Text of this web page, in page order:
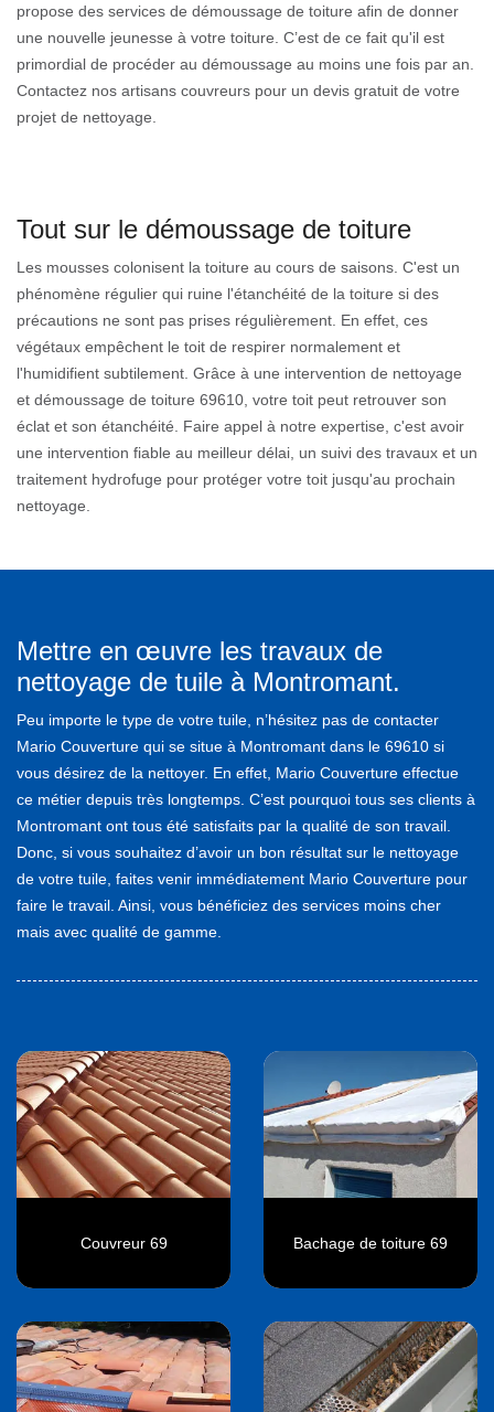
propose des services de démoussage de toiture afin de donner
une nouvelle jeunesse à votre toiture. C’est de ce fait qu'il est
primordial de procéder au démoussage au moins une fois par an.
Contactez nos artisans couvreurs pour un devis gratuit de votre
projet de nettoyage.
Tout sur le démoussage de toiture
Les mousses colonisent la toiture au cours de saisons. C'est un
phénomène régulier qui ruine l'étanchéité de la toiture si des
précautions ne sont pas prises régulièrement. En effet, ces
végétaux empêchent le toit de respirer normalement et
l'humidifient subtilement. Grâce à une intervention de nettoyage
et démoussage de toiture 69610, votre toit peut retrouver son
éclat et son étanchéité. Faire appel à notre expertise, c'est avoir
une intervention fiable au meilleur délai, un suivi des travaux et un
traitement hydrofuge pour protéger votre toit jusqu'au prochain
nettoyage.
Mettre en œuvre les travaux de
nettoyage de tuile à Montromant.
Peu importe le type de votre tuile, n’hésitez pas de contacter
Mario Couverture qui se situe à Montromant dans le 69610 si
vous désirez de la nettoyer. En effet, Mario Couverture effectue
ce métier depuis très longtemps. C’est pourquoi tous ses clients à
Montromant ont tous été satisfaits par la qualité de son travail.
Donc, si vous souhaitez d’avoir un bon résultat sur le nettoyage
de votre tuile, faites venir immédiatement Mario Couverture pour
faire le travail. Ainsi, vous bénéficiez des services moins cher
mais avec qualité de gamme.
Couvreur 69 Bachage de toiture 69